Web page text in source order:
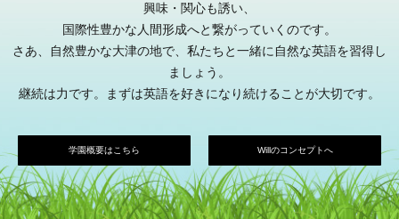
興味・関心も誘い、
国際性豊かな人間形成へと繋がっていくのです。
さあ、自然豊かな大津の地で、私たちと一緒に自然な英語を習得し
ましょう。
継続は力です。まずは英語を好きになり続けることが大切です。
学園概要はこちら Willのコンセプトへ